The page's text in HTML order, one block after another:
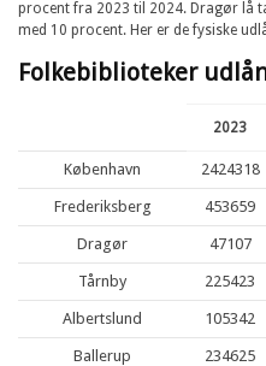
procent fra 2023 til 2024. Dragør lå
med 10 procent. Her er de fysiske
Folkebiblioteker
2023
København 2424318
Frederiksberg 453659
Dragør 47107
Tårnby 225423
Albertslund 105342
Ballerup 234625